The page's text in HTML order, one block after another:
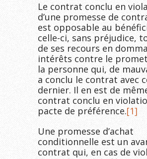
Le contrat conclu en
d’une promesse de
est opposable au
celle-ci, sans préjudice,
de ses recours en
intérêts contre le
la personne qui, de
a conclu le contrat avec
dernier. Il en est de
contrat conclu en
pacte de préférence.[1]
Une promesse d’achat
conditionnelle est un
contrat qui, en cas de